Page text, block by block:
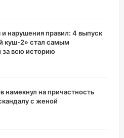
нарушения правил: 4 выпуск
куш-2» стал самым
всю историю
намекнул на причастность
с женой